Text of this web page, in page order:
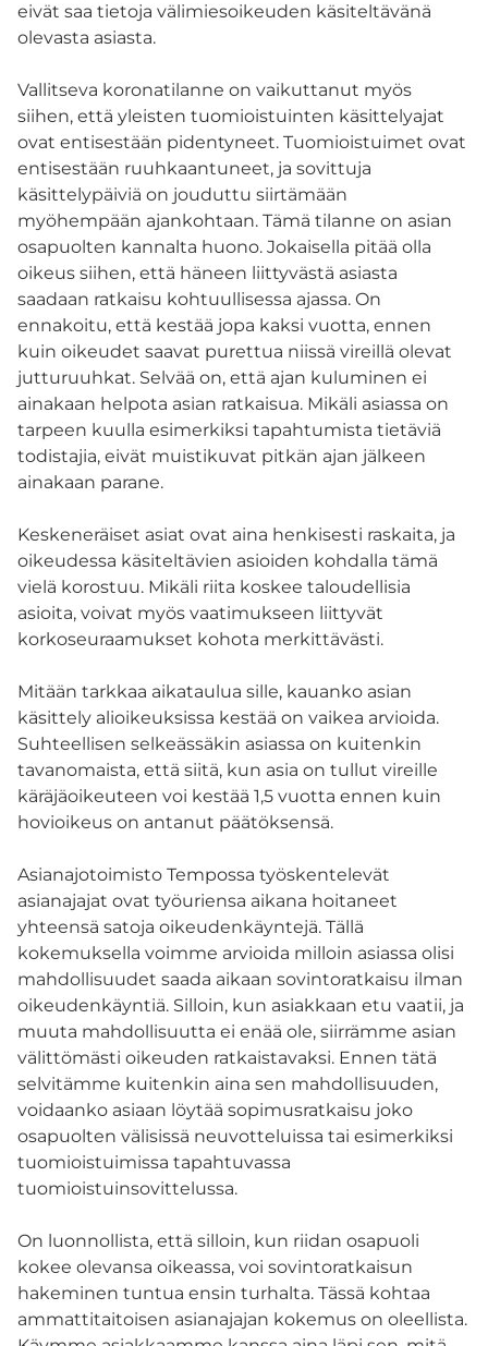
eivät saa tietoja välimiesoikeuden käsiteltävänä
olevasta asiasta.
Vallitseva koronatilanne on vaikuttanut myös
siihen, että yleisten tuomioistuinten käsittelyajat
ovat entisestään pidentyneet. Tuomioistuimet ovat
entisestään ruuhkaantuneet, ja sovittuja
käsittelypäiviä on jouduttu siirtämään
myöhempään ajankohtaan. Tämä tilanne on asian
osapuolten kannalta huono. Jokaisella pitää olla
oikeus siihen, että häneen liittyvästä asiasta
saadaan ratkaisu kohtuullisessa ajassa. On
ennakoitu, että kestää jopa kaksi vuotta, ennen
kuin oikeudet saavat purettua niissä vireillä olevat
jutturuuhkat. Selvää on, että ajan kuluminen ei
ainakaan helpota asian ratkaisua. Mikäli asiassa on
tarpeen kuulla esimerkiksi tapahtumista tietäviä
todistajia, eivät muistikuvat pitkän ajan jälkeen
ainakaan parane.
Keskeneräiset asiat ovat aina henkisesti raskaita, ja
oikeudessa käsiteltävien asioiden kohdalla tämä
vielä korostuu. Mikäli riita koskee taloudellisia
asioita, voivat myös vaatimukseen liittyvät
korkoseuraamukset kohota merkittävästi.
Mitään tarkkaa aikataulua sille, kauanko asian
käsittely alioikeuksissa kestää on vaikea arvioida.
Suhteellisen selkeässäkin asiassa on kuitenkin
tavanomaista, että siitä, kun asia on tullut vireille
käräjäoikeuteen voi kestää 1,5 vuotta ennen kuin
hovioikeus on antanut päätöksensä.
Asianajotoimisto Tempossa työskentelevät
asianajajat ovat työuriensa aikana hoitaneet
yhteensä satoja oikeudenkäyntejä. Tällä
kokemuksella voimme arvioida milloin asiassa olisi
mahdollisuudet saada aikaan sovintoratkaisu ilman
oikeudenkäyntiä. Silloin, kun asiakkaan etu vaatii, ja
muuta mahdollisuutta ei enää ole, siirrämme asian
välittömästi oikeuden ratkaistavaksi. Ennen tätä
selvitämme kuitenkin aina sen mahdollisuuden,
voidaanko asiaan löytää sopimusratkaisu joko
osapuolten välisissä neuvotteluissa tai esimerkiksi
tuomioistuimissa tapahtuvassa
tuomioistuinsovittelussa.
On luonnollista, että silloin, kun riidan osapuoli
kokee olevansa oikeassa, voi sovintoratkaisun
hakeminen tuntua ensin turhalta. Tässä kohtaa
ammattitaitoisen asianajajan kokemus on oleellista.